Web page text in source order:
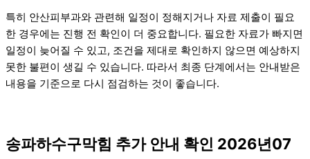
특히 안산피부과와 관련해 일정이 정해지거나 자료 제출이 필요
한 경우에는 진행 전 확인이 더 중요합니다. 필요한 자료가 빠지면
일정이 늦어질 수 있고, 조건을 제대로 확인하지 않으면 예상하지
못한 불편이 생길 수 있습니다. 따라서 최종 단계에서는 안내받은
내용을 기준으로 다시 점검하는 것이 좋습니다.
송파하수구막힘 추가 안내 확인 2026년07